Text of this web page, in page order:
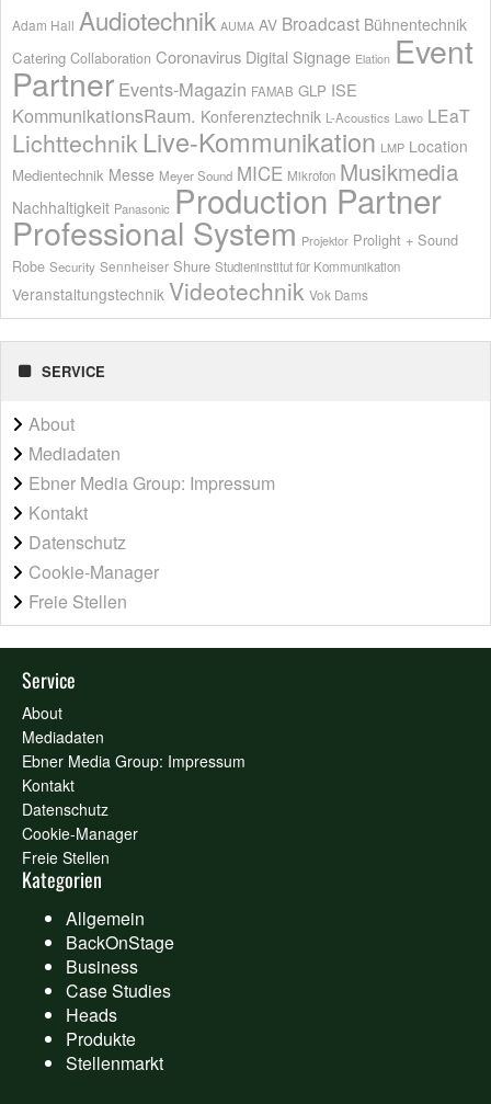
Adam Hall Audiotechnik AUMA AV Broadcast Bühnentechnik
Catering Collaboration Coronavirus Digital Signage Elation Event
Partner Events-Magazin FAMAB GLP ISE
KommunikationsRaum. Konferenztechnik L-Acoustics Lawo LEaT
Lichttechnik Live-Kommunikation LMP Location
Medientechnik Messe Meyer Sound MICE Mikrofon Musikmedia
Nachhaltigkeit Panasonic Production Partner
Professional System Projektor Prolight + Sound
Robe Security Sennheiser Shure Studieninstitut für Kommunikation
Veranstaltungstechnik Videotechnik Vok Dams
SERVICE
About
Mediadaten
Ebner Media Group: Impressum
Kontakt
Datenschutz
Cookie-Manager
Freie Stellen
Service
About
Mediadaten
Ebner Media Group: Impressum
Kontakt
Datenschutz
Cookie-Manager
Freie Stellen
Kategorien
Allgemein
BackOnStage
Business
Case Studies
Heads
Produkte
Stellenmarkt